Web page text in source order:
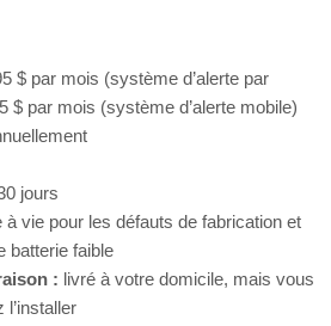
$ par mois (système d’alerte par
$ par mois (système d’alerte mobile)
jours
à vie pour les défauts de fabrication et
batterie faible
: livré à votre domicile, mais vous
l’installer